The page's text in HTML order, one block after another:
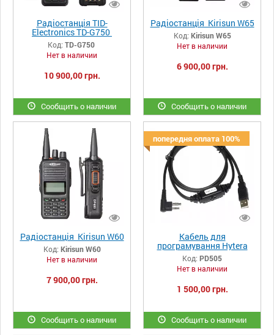
Радіостанція TID-
Electronics TD-G750
Код: TD-G750
Нет в наличии
10 900,00 грн.
Сообщить о наличии
Радіостанція Kirisun W65
Код: Kirisun W65
Нет в наличии
6 900,00 грн.
Сообщить о наличии
Радіостанція Kirisun W60
Код: Kirisun W60
Нет в наличии
7 900,00 грн.
Сообщить о наличии
попередня оплата 100%
Кабель для
програмування Hytera
PD505
Код: PD505
Нет в наличии
1 500,00 грн.
Сообщить о наличии